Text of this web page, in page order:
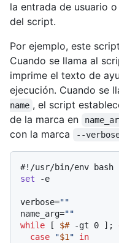
la entrada de usuario
del script.
Por ejemplo, este
Cuando se llama al
imprime el texto de
ejecución. Cuando se
name , el script
de la marca en
con la marca
--
#!/usr/bin/env bash
set -e
verbose=""
name_arg=""
while [ $# -gt 0 ];
case
"$1 "
in